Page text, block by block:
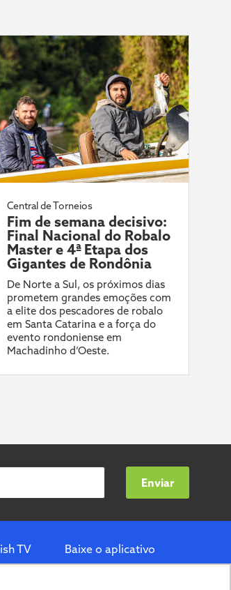
Central de Torneios
Fim de semana decisivo:
Final Nacional do Robalo
Master e 4ª Etapa dos
Gigantes de Rondônia
De Norte a Sul, os próximos dias
prometem grandes emoções com
a elite dos pescadores de robalo
em Santa Catarina e a força do
evento rondoniense em
Machadinho d’Oeste.
Enviar
TV Baixe o aplicativo